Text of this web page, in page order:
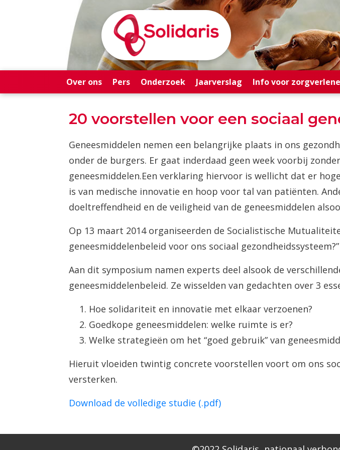
Over ons Pers Onderzoek Jaarverslag Info voor
20 voorstellen voor een sociaal
Geneesmiddelen nemen een belangrijke plaats in ons
onder de burgers. Er gaat inderdaad geen week voorbij
geneesmiddelen.​Een verklaring hiervoor is wellicht dat er
is van medische innovatie en hoop voor tal van patiënten.
doeltreffendheid en de veiligheid van de geneesmiddelen
Op 13 maart 2014 organiseerden de Socialistische
geneesmiddelenbeleid voor ons sociaal gezondheidssysteem?”
Aan dit symposium namen experts deel alsook de
geneesmiddelenbeleid. Ze wisselden van gedachten over 3
Hoe solidariteit en innovatie met elkaar verzoenen?
Goedkope geneesmiddelen: welke ruimte is er?
Welke strategieën om het “goed gebruik” van
Hieruit vloeiden twintig concrete voorstellen voort om ons
versterken.
Download de volledige studie (.pdf)​